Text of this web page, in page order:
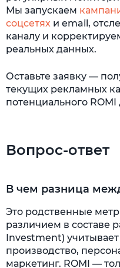
Мы запускаем
соцсетях и email,
каналу и
реальных данных.
Оставьте заявку —
текущих рекламных
потенциального
Вопрос-ответ
В чем разница
Это родственные
различием в составе
Investment)
производство,
маркетинг. ROMI —